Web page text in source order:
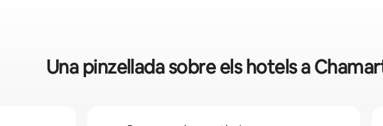
Una pinzellada sobre els hotels a